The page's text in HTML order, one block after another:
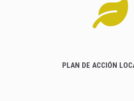
PLAN DE ACCIÓN